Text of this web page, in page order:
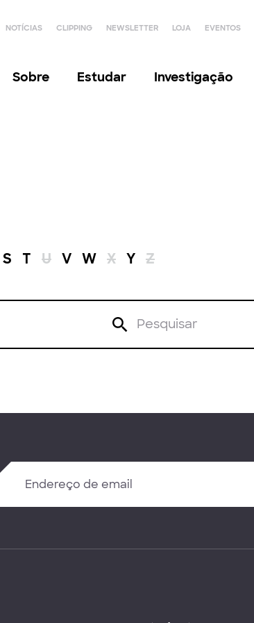
NOTÍCIAS CLIPPING NEWSLETTER LOJA EVENTOS
Sobre Estudar Investigação
S T U V W X Y Z